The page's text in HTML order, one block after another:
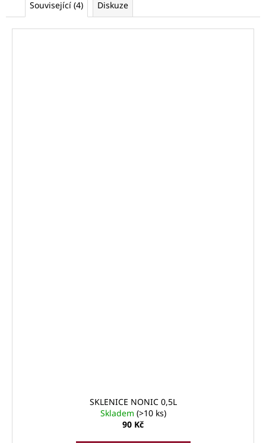
Související (4) Diskuze
SKLENICE NONIC 0,5L
Skladem (>10 ks)
90 Kč